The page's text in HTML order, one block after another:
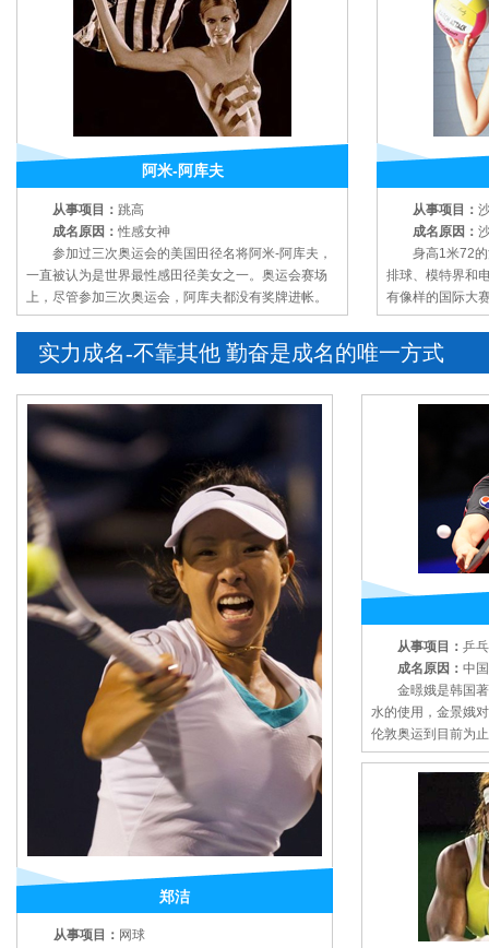
阿米-阿库夫
从事项目： 跳高
成名原因： 性感女神
参加过三次奥运会的美国田径名将阿米-阿库夫，
一直被认为是世界最性感田径美女之一。奥运会赛场
上，尽管参加三次奥运会，阿库夫都没有奖牌进帐。
从事项目：
成名原因：
身高1米72的
排球、模特界和
有像样的国际大
实力成名-不靠其他 勤奋是成名的唯一方式
郑洁
从事项目： 网球
从事项目： 乒
成名原因： 中
金暻娥是韩国著
水的使用，金景娥
伦敦奥运到目前为